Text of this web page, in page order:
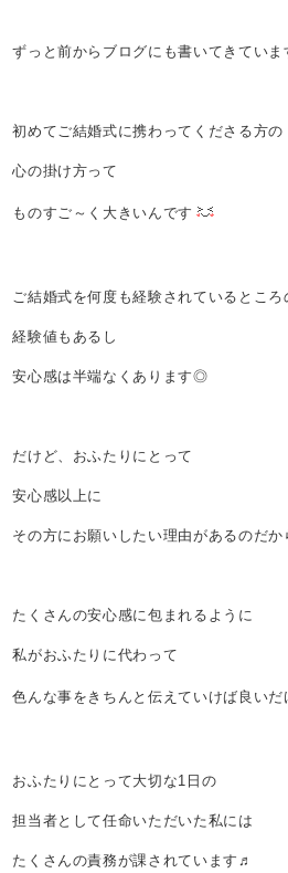
ずっと前からブログにも書いてきていま
初めてご結婚式に携わってくださる方の
心の掛け方って
ものすご～く大きいんです
ご結婚式を何度も経験されているところ
経験値もあるし
安心感は半端なくあります◎
だけど、おふたりにとって
安心感以上に
その方にお願いしたい理由があるのだか
たくさんの安心感に包まれるように
私がおふたりに代わって
色んな事をきちんと伝えていけば良いだ
おふたりにとって大切な1日の
担当者として任命いただいた私には
たくさんの責務が課されています♬